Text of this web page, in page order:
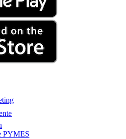
PYMES